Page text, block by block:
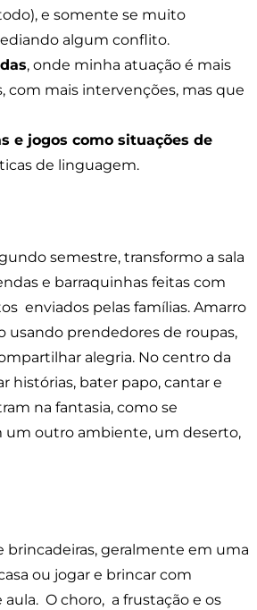
e somente se muito
algum conflito.
, onde minha atuação é mais
com mais intervenções, mas que
e jogos como situações de
de linguagem.
semestre, transformo a sala
e barraquinhas feitas com
enviados pelas famílias. Amarro
usando prendedores de roupas,
alegria. No centro da
histórias, bater papo, cantar e
na fantasia, como se
outro ambiente, um deserto,
geralmente em uma
ou jogar e brincar com
O choro, a frustação e os